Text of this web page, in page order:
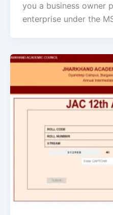
you a business owner
enterprise under the